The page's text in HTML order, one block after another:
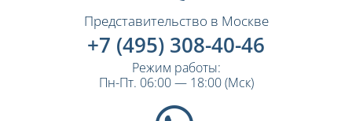
Представительство в Москве
+7 (495) 308-40-46
Режим работы:
Пн-Пт. 06:00 — 18:00 (Мск)